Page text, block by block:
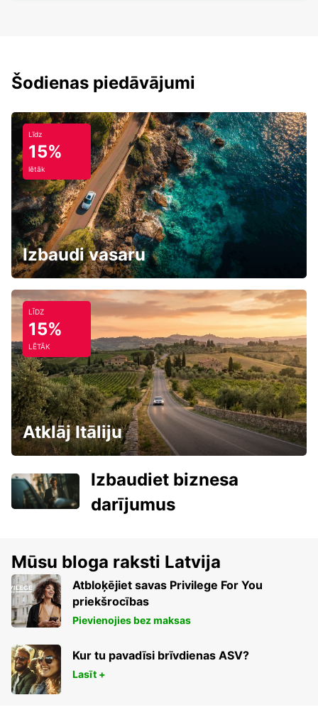
Šodienas piedāvājumi
Līdz
15%
lētāk
Izbaudi vasaru
LĪDZ
15%
LĒTĀK
Atklāj Itāliju
Izbaudiet biznesa
darījumus
Mūsu bloga raksti Latvija
Atbloķējiet savas Privilege For You
priekšrocības
Pievienojies bez maksas
Kur tu pavadīsi brīvdienas ASV?
Lasīt +